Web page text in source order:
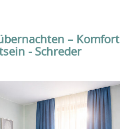
– Komfort
- Schreder